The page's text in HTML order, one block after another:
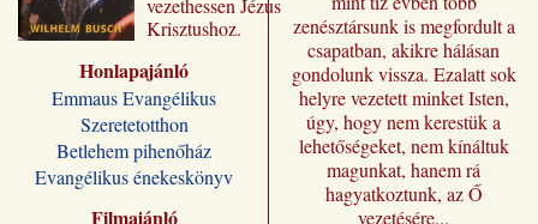
vezethessen Jézus
Krisztushoz.
„Jézus a mi
sorsunk” címmel
jutnak el a magyar
olvasóhoz, a
fordításban is
megőrizve eredeti
formájukat,
Honlapajánló
Emmaus Evangélikus
Szeretetotthon
Betlehem pihenőház
Evangélikus énekeskönyv
Filmajánló
zenésztársunk is megfordult a
csapatban, akikre hálásan
gondolunk vissza. Ezalatt sok
helyre vezetett minket Isten,
úgy, hogy nem kerestük a
lehetőségeket, nem kínáltuk
magunkat, hanem rá
hagyatkoztunk, az Ő
vezetésére...